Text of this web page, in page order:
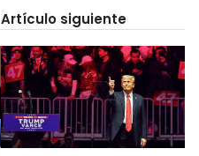
Artículo siguiente